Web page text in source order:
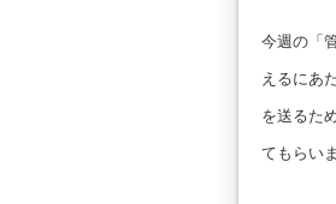
今週の「
えるにあ
を送るた
てもらい